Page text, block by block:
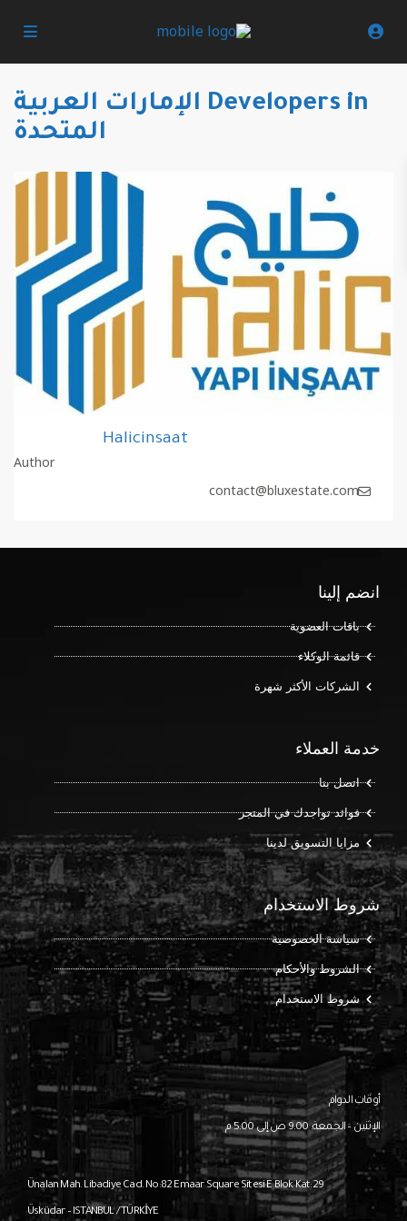
Developers in الإمارات العربية
المتحدة
Halicinsaat
Author
contact@bluxestate.com
انضم إلينا
باقات العضوية
قائمة الوكلاء
الشركات الأكثر شهرة
خدمة العملاء
اتصل بنا
فوائد تواجدك في المتجر
مزايا التسويق لدينا
شروط الاستخدام
سياسة الخصوصية
الشروط والأحكام
شروط الاستخدام
أوقات الدوام
الإثنين – الجمعة: 9:00 ص إلى 5:00 م
Ünalan Mah. Libadiye Cad. No:82 Emaar Square Sitesi E Blok Kat:29
Üsküdar – ISTANBUL / TÜRKİYE